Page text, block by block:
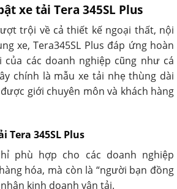
xe tải Tera 345SL Plus
trội về cả thiết kế ngoại thất, nội
xe, Tera345SL Plus đáp ứng hoàn
các doanh nghiệp cũng như cá
chính là mẫu xe tải nhẹ thùng dài
giới chuyên môn và khách hàng
Tera 345SL Plus
phù hợp cho các doanh nghiệp
hóa, mà còn là “người bạn đồng
kinh doanh vận tải.